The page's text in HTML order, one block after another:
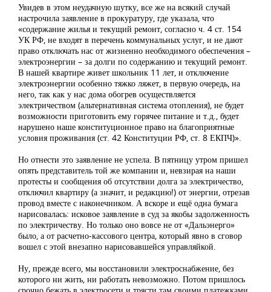
Увидев в этом неудачную шутку, все же на всякий случай
настрочила заявление в прокуратуру, где указала, что
«содержание жилья и текущий ремонт, согласно ч. 4 ст. 154
УК РФ, не входят в перечень коммунальных услуг, и не дают
право отключать нас от жизненно необходимого обеспечения –
электроэнергии – за долги по содержанию и текущий ремонт.
В нашей квартире живет школьник 11 лет, и отключение
электроэнергии особенно тяжко ляжет, в первую очередь, на
него, так как у нас дома обогрев осуществляется
электричеством (альтернативная система отопления), не будет
возможности приготовить ему горячее питание и т.д., будет
нарушено наше конституционное право на благоприятные
условия проживания (ст. 42 Конституции РФ, ст. 8 ЕКПЧ)».
Но отнести это заявление не успела. В пятницу утром пришел
опять представитель той же компании и, невзирая на наши
протесты и сообщения об отсутствии долга за электричество,
отключил квартиру (а значит, и редакцию!) от энергии, отрезав
провод вместе с наконечником. А вскоре и ещё одна бумага
нарисовалась: исковое заявление в суд за якобы задолженность
по электричеству. Но только оно вовсе не от «Дальэнерго»
было, а от расчетно-кассового центра, который явно в сговор
вошел с этой внезапно нарисовавшейся управляйкой.
Ну, прежде всего, мы восстановили электроснабжение, без
которого ни жить, ни работать невозможно. Потом пришлось